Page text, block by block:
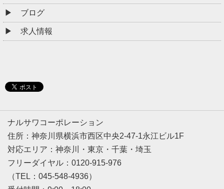
ブログ
求人情報
ナルサワコーポレーション
住所：神奈川県横浜市西区中央2-47-1永江ビル1F
対応エリア：神奈川・東京・千葉・埼玉
フリーダイヤル：0120-915-976
（TEL：045-548-4936）